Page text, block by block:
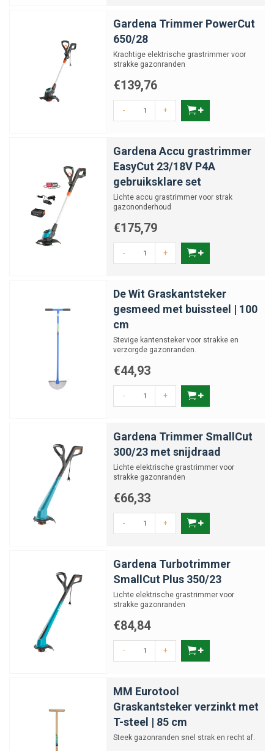
Gardena Trimmer PowerCut
650/28
Krachtige elektrische grastrimmer voor
strakke gazonranden
€139,76
- +
Gardena Accu grastrimmer
EasyCut 23/18V P4A
gebruiksklare set
Lichte accu grastrimmer voor strak
gazononderhoud
€175,79
- +
De Wit Graskantsteker
gesmeed met buissteel | 100
cm
Stevige kantensteker voor strakke en
verzorgde gazonranden.
€44,93
- +
Gardena Trimmer SmallCut
300/23 met snijdraad
Lichte elektrische grastrimmer voor
strakke gazonranden
€66,33
- +
Gardena Turbotrimmer
SmallCut Plus 350/23
Lichte elektrische grastrimmer voor
strakke gazonranden
€84,84
- +
MM Eurotool
Graskantsteker verzinkt met
T-steel | 85 cm
Steek gazonranden snel strak en recht af.